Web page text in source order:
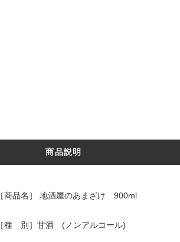
商品説明
［商品名］ 地酒屋のあまざけ 900ml
［種 別］甘酒 (ノンアルコール)